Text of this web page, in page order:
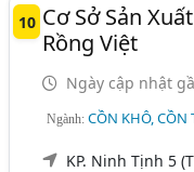
10 Cơ Sở Sản
Rồng Việt
Ngày cập nhật
Ngành:CỒN KHÔ, CỒN
KP. Ninh Tịnh 5